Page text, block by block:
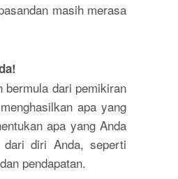
masih merasa
bermula dari pemikiran
apa yang
apa yang Anda
diri Anda, seperti
pendapatan.